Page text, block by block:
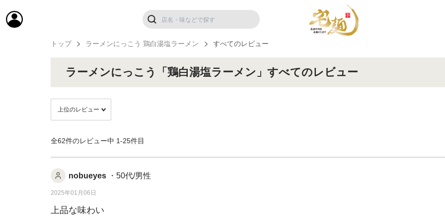
トップ ラーメンにっこう 鶏白湯塩ラーメン すべてのレビュー
ラーメンにっこう「鶏白湯塩ラーメン」すべてのレビュー
全62件のレビュー中 1-25件目
nobueyes ・50代/男性
2025年01月06日
上品な味わい